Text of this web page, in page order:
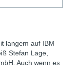
langem auf IBM
Stefan Lage,
Auch wenn es